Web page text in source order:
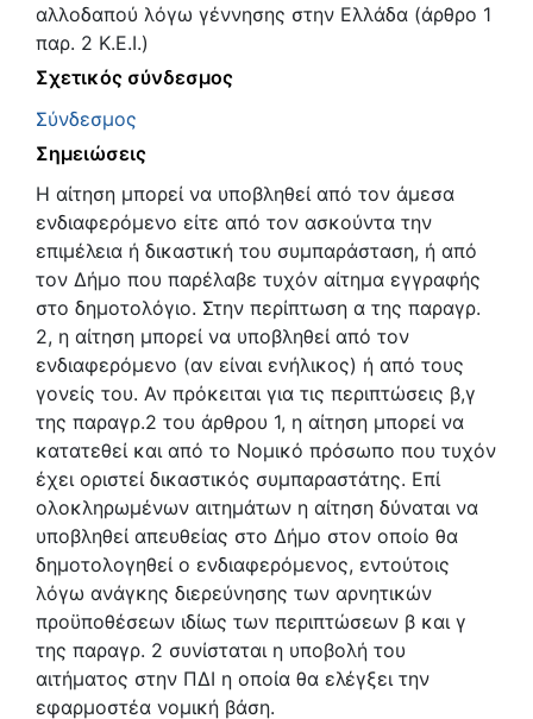
αλλοδαπού λόγω γέννησης στην Ελλάδα (άρθρο 1
παρ. 2 Κ.Ε.Ι.)
Σχετικός σύνδεσμος
Σύνδεσμος
Σημειώσεις
Η αίτηση μπορεί να υποβληθεί από τον άμεσα
ενδιαφερόμενο είτε από τον ασκούντα την
επιμέλεια ή δικαστική του συμπαράσταση, ή από
τον Δήμο που παρέλαβε τυχόν αίτημα εγγραφής
στο δημοτολόγιο. Στην περίπτωση α της παραγρ.
2, η αίτηση μπορεί να υποβληθεί από τον
ενδιαφερόμενο (αν είναι ενήλικος) ή από τους
γονείς του. Αν πρόκειται για τις περιπτώσεις β,γ
της παραγρ.2 του άρθρου 1, η αίτηση μπορεί να
κατατεθεί και από το Νομικό πρόσωπο που τυχόν
έχει οριστεί δικαστικός συμπαραστάτης. Επί
ολοκληρωμένων αιτημάτων η αίτηση δύναται να
υποβληθεί απευθείας στο Δήμο στον οποίο θα
δημοτολογηθεί ο ενδιαφερόμενος, εντούτοις
λόγω ανάγκης διερεύνησης των αρνητικών
προϋποθέσεων ιδίως των περιπτώσεων β και γ
της παραγρ. 2 συνίσταται η υποβολή του
αιτήματος στην ΠΔΙ η οποία θα ελέγξει την
εφαρμοστέα νομική βάση.